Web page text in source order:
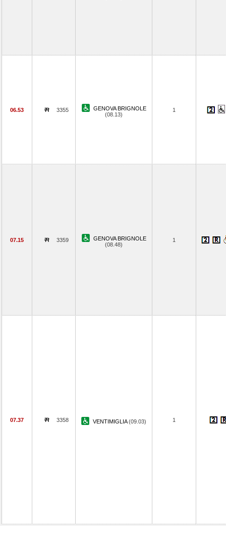
06.53 3355
GENOVA BRIGNOLE
(08.13)
1
07.15 3359
GENOVA BRIGNOLE
(08.48)
1
07.37 3358 VENTIMIGLIA(09.03) 1